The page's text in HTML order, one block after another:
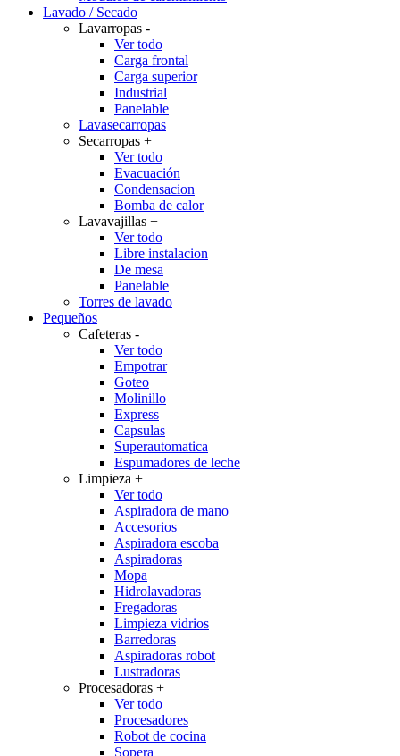
Lavado / Secado
Lavarropas -
Ver todo
Carga frontal
Carga superior
Industrial
Panelable
Lavasecarropas
Secarropas +
Ver todo
Evacuación
Condensacion
Bomba de calor
Lavavajillas +
Ver todo
Libre instalacion
De mesa
Panelable
Torres de lavado
Pequeños
Cafeteras -
Ver todo
Empotrar
Goteo
Molinillo
Express
Capsulas
Superautomatica
Espumadores de leche
Limpieza +
Ver todo
Aspiradora de mano
Accesorios
Aspiradora escoba
Aspiradoras
Mopa
Hidrolavadoras
Fregadoras
Limpieza vidrios
Barredoras
Aspiradoras robot
Lustradoras
Procesadoras +
Ver todo
Procesadores
Robot de cocina
Sopera